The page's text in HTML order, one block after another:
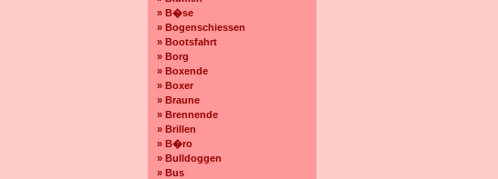
» B�se
» Bogenschiessen
» Bootsfahrt
» Borg
» Boxende
» Boxer
» Braune
» Brennende
» Brillen
» B�ro
» Bulldoggen
» Bus